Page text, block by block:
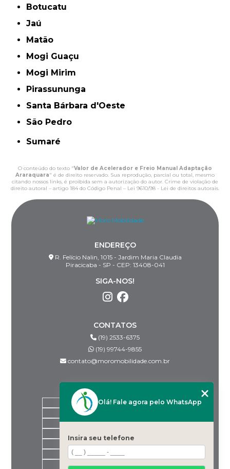
Botucatu
Jaú
Matão
Mogi Guaçu
Mogi Mirim
Pirassununga
Santa Bárbara d'Oeste
São Pedro
Sumaré
O conteúdo do texto "Valor de Acelerador e Freio Manual Adaptação
Araraquara" é de direito reservado. Sua reprodução, parcial ou total, mesmo
citando nossos links, é proibida sem a autorização do autor. Crime de violação de
direito autoral – artigo 184 do Código Penal – Lei 9610/98 - Lei de direitos autorais.
ENDEREÇO
R. Felício Nalin, 1015 - Jardim Maria Claudia
Piracicaba - SP - CEP: 13408-041
SIGA-NOS!
CONTATOS
(19) 2533-6375
(19) 99744-9855
contato@moromobilidade.com.br
HOME
PRODUTOS
DESPACHANTES PARCEIROS
CONTATO
CATEGORIAS
Olá! Fale agora pelo WhatsApp
Insira seu telefone